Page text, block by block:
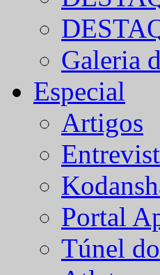
Galeria
Especial
Artigos
Portal
Túnel